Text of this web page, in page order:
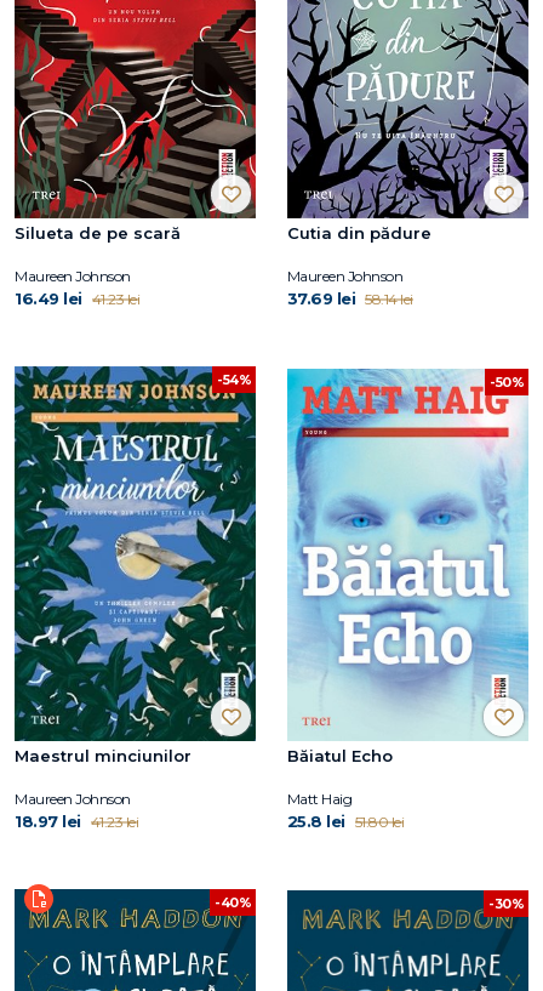
Silueta de pe scară
Maureen Johnson
16.49 lei 41.23 lei
Cutia din pădure
Maureen Johnson
37.69 lei 58.14 lei
-54%
Maestrul minciunilor
Maureen Johnson
18.97 lei 41.23 lei
-50%
Băiatul Echo
Matt Haig
25.8 lei 51.80 lei
-40% -30%